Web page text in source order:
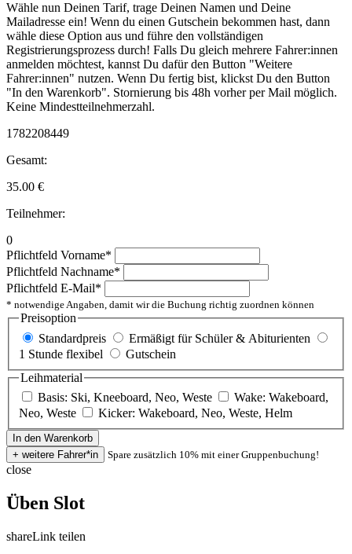
Wähle nun Deinen Tarif, trage Deinen Namen und Deine
Mailadresse ein! Wenn du einen Gutschein bekommen hast, dann
wähle diese Option aus und führe den vollständigen
Registrierungsprozess durch! Falls Du gleich mehrere Fahrer:innen
anmelden möchtest, kannst Du dafür den Button "Weitere
Fahrer:innen" nutzen. Wenn Du fertig bist, klickst Du den Button
"In den Warenkorb". Stornierung bis 48h vorher per Mail möglich.
Keine Mindestteilnehmerzahl.
1782208449
Gesamt:
35.00 €
Teilnehmer:
0
Pflichtfeld Vorname*
Pflichtfeld Nachname*
Pflichtfeld E-Mail*
* notwendige Angaben, damit wir die Buchung richtig zuordnen können
Preisoption
Standardpreis
Ermäßigt für Schüler & Abiturienten
1 Stunde flexibel
Gutschein
Leihmaterial
Basis: Ski, Kneeboard, Neo, Weste
Wake: Wakeboard,
Neo, Weste
Kicker: Wakeboard, Neo, Weste, Helm
Spare zusätzlich 10% mit einer Gruppenbuchung!
close
Üben Slot
shareLink teilen